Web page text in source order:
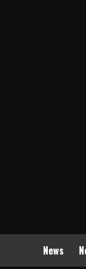
News